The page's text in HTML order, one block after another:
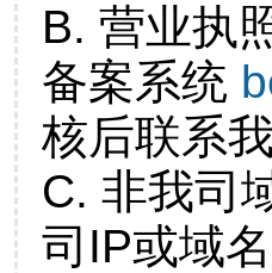
B. 营业执
备案系统
核后联系
C. 非我司
司IP或域